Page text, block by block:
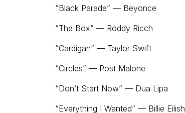
“Black Parade” — Beyonce
“The Box” — Roddy Ricch
“Cardigan” — Taylor Swift
“Circles” — Post Malone
“Don’t Start Now” — Dua Lipa
“Everything I Wanted” — Billie Eilish